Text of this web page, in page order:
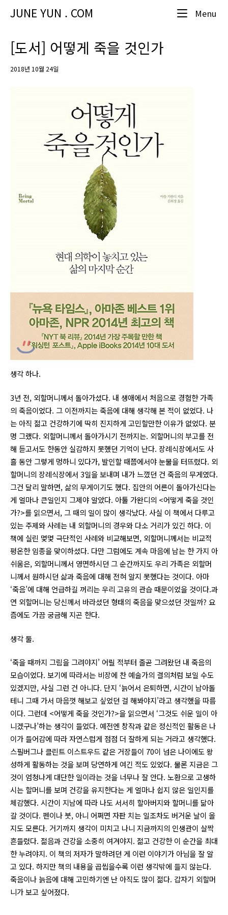
JUNE YUN . COM Menu
[도서] 어떻게 죽을 것인가
2018년 10월 24일
생각 하나.
3년 전, 외할머니께서 돌아가셨다. 내 생애에서 처음으로 경험한 가족
의 죽음이었다. 그 이전까지는 죽음에 대해 생각해 본 적이 없었다. 나
는 아직 젊고 건강하기에 딱히 진지하게 고민할만한 이유가 없었다. 분
명 그랬다. 외할머니께서 돌아가시기 전까지는. 외할머니의 부고를 전
해 듣고서도 한동안 실감하지 못했던 기억이 난다. 장례식장에서도 사
흘 동안 그렇게 멍하니 있다가, 발인할 때쯤에서야 눈물을 터뜨렸다. 외
할머니의 장례식장에서 3일을 보내며 내가 느꼈던 건 죽음의 무게였다.
그건 달리 말하면, 삶의 무게이기도 했다. 집안의 어른이 돌아가신다는
게 얼마나 큰일인지 그제야 알았다. 아툴 가완디의 <어떻게 죽을 것인
가?>를 읽으면서, 그 때의 일이 많이 생각났다. 사실 이 책에서 다루고
있는 주제와 사례는 내 외할머니의 경우와 다소 거리가 있긴 하다. 이
책에 실린 몇몇 극단적인 사례와 비교해보면, 외할머니께서는 비교적
평온한 임종을 맞이하셨다. 다만 그럼에도 계속 마음에 남는 한 가지 아
쉬움은, 외할머니께서 영면하시던 그 순간까지도 우리 가족은 외할머
니께서 원하시던 삶과 죽음에 대해 전혀 알지 못했다는 것이다. 아마
‘죽음’에 대해 언급하길 꺼리는 우리 고유의 관습 때문이었을 것이다.과
연 외할머니는 당신께서 바라셨던 형태의 죽음을 맞으셨던 것일까? 요
즘에도 가끔 궁금해 지곤 한다.
생각 둘.
‘죽을 때까지 그림을 그려야지’ 어릴 적부터 줄곧 그려왔던 내 죽음의
모습이었다. 보기에 따라서는 비장에 찬 예술가의 결의처럼 보일 수도
있겠지만, 사실 그런 건 아니다. 단지 ‘늙어서 은퇴하면, 시간이 남아돌
테니 그때 가서 마음껏 해보고 싶었던 걸 해봐야지’라고 생각했을 따름
이다. 그런데 <어떻게 죽을 것인가?>을 읽으면서 ‘그것도 쉬운 일이 아
니겠구나’하는 생각이 들었다. 예전엔 창작과 같은 정신적인 활동은 나
이가 들어감에 따라 자연스럽게 점점 더 잘하게 되는 거라고 생각했다.
스필버그나 클린트 이스트우드 같은 거장들이 70이 넘은 나이에도 왕
성하게 활동하는 것을 보며 당연하게 여긴 적도 있었다. 물론 지금은 그
것이 엄청나게 대단한 일이라는 것을 너무나 잘 안다. 노환으로 고생하
시는 할머니를 보며 건강을 유지한다는 게 얼마나 쉽지 않은 일인지를
체감했다. 시간이 지남에 따라 나도 서서히 할아버지와 할머니를 닮아
갈 것이다. 펜이나 붓, 아니 어쩌면 자판 치는 일조차도 버거운 날이 올
지도 모른다. 거기까지 생각이 미치고 나니 지금까지의 인생관이 살짝
흔들렸다. 젊음과 건강을 소중히 여겨야지. 젊고 건강한 이 순간을 최대
한 누려야지. 이 책의 저자가 말하려던 게 이런 이야기가 아님을 잘 알
고 있다. 하지만 책의 내용을 곱씹을수록 이런 생각밖에 들지 않는다.
죽음이나 늙음에 대해 고민하기엔 난 아직도 많이 젊다. 갑자기 외할머
니가 보고 싶어졌다.